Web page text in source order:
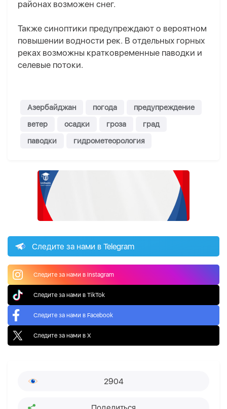
районах возможен снег.
Также синоптики предупреждают о вероятном
повышении водности рек. В отдельных горных
реках возможны кратковременные паводки и
селевые потоки.
Азербайджан погода
предупреждение
ветер
осадки гроза
град
паводки
гидрометеорология
Следите за нами в Telegram
Следите за нами в Instagram
Следите за нами в TikTok
Следите за нами в Facebook
Следите за нами в X
2904